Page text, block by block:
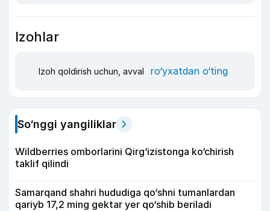
Izohlar
Izoh qoldirish uchun, avval ro‘yxatdan o‘ting
So‘nggi yangiliklar
Wildberries omborlarini Qirg‘izistonga ko‘chirish
taklif qilindi
Samarqand shahri hududiga qo‘shni tumanlardan
qariyb 17,2 ming gektar yer qo‘shib beriladi